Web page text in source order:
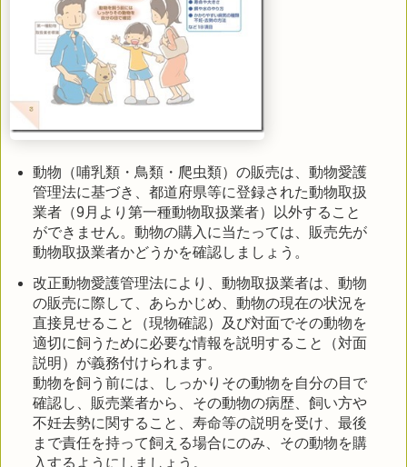
動物（哺乳類・鳥類・爬虫類）の販売は、動物愛護
管理法に基づき、都道府県等に登録された動物取扱
業者（9月より第一種動物取扱業者）以外すること
ができません。動物の購入に当たっては、販売先が
動物取扱業者かどうかを確認しましょう。
改正動物愛護管理法により、動物取扱業者は、動物
の販売に際して、あらかじめ、動物の現在の状況を
直接見せること（現物確認）及び対面でその動物を
適切に飼うために必要な情報を説明すること（対面
説明）が義務付けられます。
動物を飼う前には、しっかりその動物を自分の目で
確認し、販売業者から、その動物の病歴、飼い方や
不妊去勢に関すること、寿命等の説明を受け、最後
まで責任を持って飼える場合にのみ、その動物を購
入するようにしましょう。